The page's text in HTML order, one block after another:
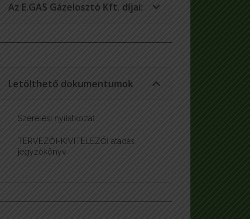
Az E.GAS Gázelosztó Kft. díjai:
Letölthető dokumentumok
Szerelési nyilatkozat
TERVEZŐI-KIVITELEZŐI átadás
jegyzőkönyv